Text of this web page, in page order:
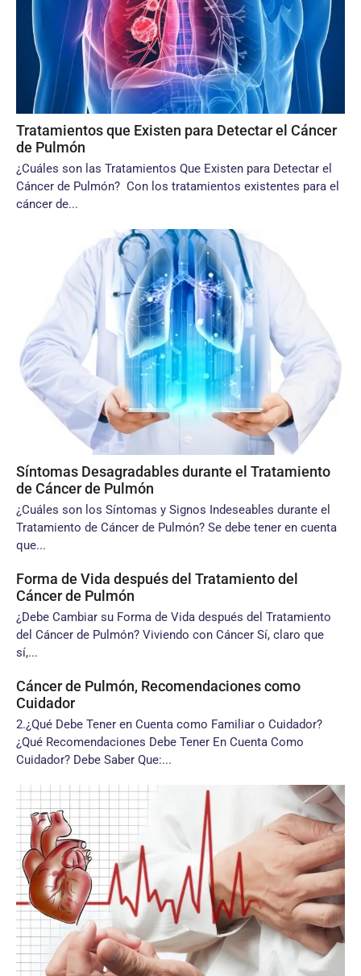
Tratamientos que Existen para Detectar el Cáncer
de Pulmón
¿Cuáles son las Tratamientos Que Existen para Detectar el
Cáncer de Pulmón? Con los tratamientos existentes para el
cáncer de...
Síntomas Desagradables durante el Tratamiento
de Cáncer de Pulmón
¿Cuáles son los Síntomas y Signos Indeseables durante el
Tratamiento de Cáncer de Pulmón? Se debe tener en cuenta
que...
Forma de Vida después del Tratamiento del
Cáncer de Pulmón
¿Debe Cambiar su Forma de Vida después del Tratamiento
del Cáncer de Pulmón? Viviendo con Cáncer Sí, claro que
sí,...
Cáncer de Pulmón, Recomendaciones como
Cuidador
2.¿Qué Debe Tener en Cuenta como Familiar o Cuidador?
¿Qué Recomendaciones Debe Tener En Cuenta Como
Cuidador? Debe Saber Que:...